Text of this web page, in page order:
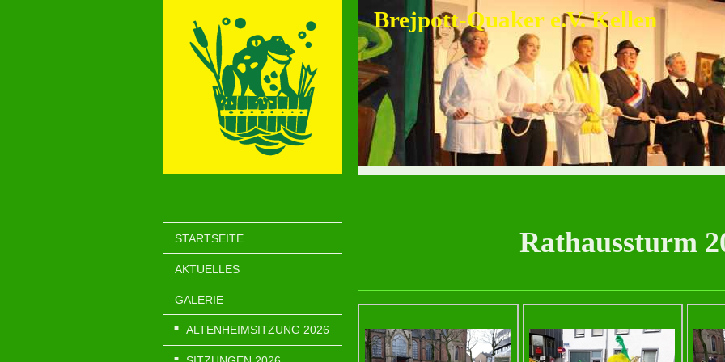
STARTSEITE
AKTUELLES
GALERIE
ALTENHEIMSITZUNG 2026
Brejpott-Quaker e.V. Kellen
Rathaussturm